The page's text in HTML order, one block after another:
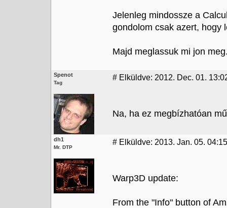
Jelenleg mindossze a
gondolom csak azert, hogy
Majd meglassuk mi jon
Spenot
Tag
# Elküldve: 2012. Dec. 01.
Na, ha ez megbízhatóan
dh1
Mr. DTP
# Elküldve: 2013. Jan. 05. 04:15
Warp3D update:
From the "Info" button of